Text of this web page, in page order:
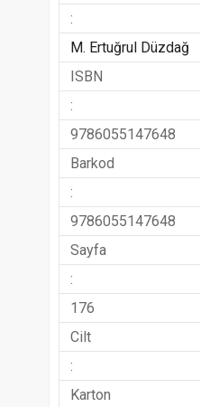
:
M. Ertuğrul Düzdağ
ISBN
:
9786055147648
Barkod
:
9786055147648
Sayfa
:
176
Cilt
:
Karton